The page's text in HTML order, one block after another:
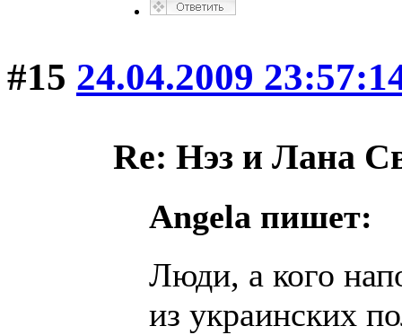
#15 24.04.2009
Re: Нэз и Лана
Angela пишет:
Люди, а кого
из украинских